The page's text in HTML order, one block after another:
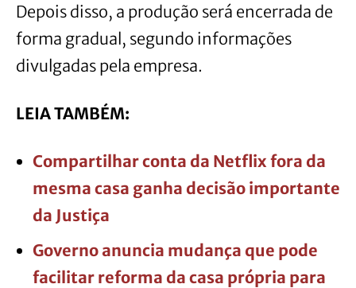
Depois disso, a produção será encerrada de
forma gradual, segundo informações
divulgadas pela empresa.
LEIA TAMBÉM:
Compartilhar conta da Netflix fora da
mesma casa ganha decisão importante
da Justiça
Governo anuncia mudança que pode
facilitar reforma da casa própria para